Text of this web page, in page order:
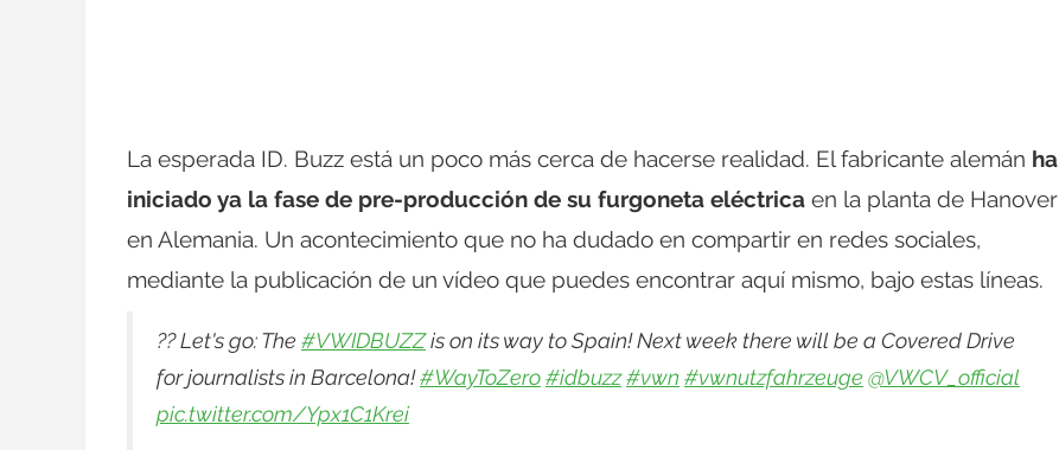
La esperada ID. Buzz está un poco más cerca de hacerse realidad. El fabricante alemán ha
iniciado ya la fase de pre-producción de su furgoneta eléctrica en la planta de Hanover
en Alemania. Un acontecimiento que no ha dudado en compartir en redes sociales,
mediante la publicación de un vídeo que puedes encontrar aquí mismo, bajo estas líneas.
?? Let's go: The #VWIDBUZZis on its way to Spain! Next week there will be a Covered Drive
for journalists in Barcelona!#WayToZero #idbuzz #vwn #vwnutzfahrzeuge @VWCV_official
pic.twitter.com/Ypx1C1Krei